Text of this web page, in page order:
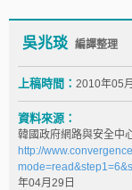
吳兆琰 編譯整理
上稿時間： 2010年05月
資料來源：
韓國政府網路與安全中
http://
年04月29日